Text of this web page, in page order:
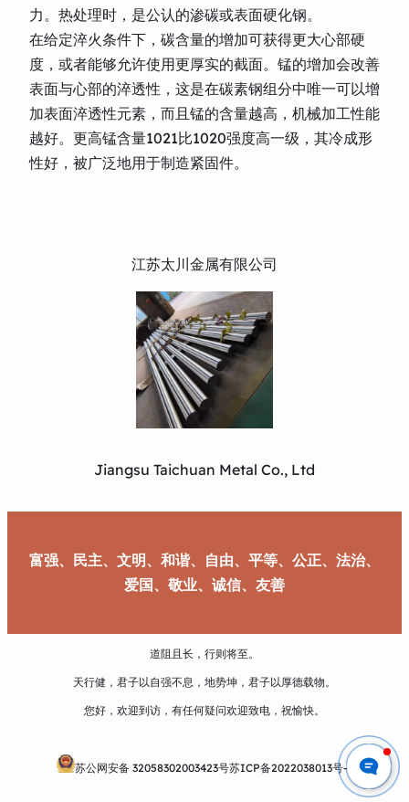
力。热处理时，是公认的渗碳或表面硬化钢。
在给定淬火条件下，碳含量的增加可获得更大心部硬
度，或者能够允许使用更厚实的截面。锰的增加会改善
表面与心部的淬透性，这是在碳素钢组分中唯一可以增
加表面淬透性元素，而且锰的含量越高，机械加工性能
越好。更高锰含量1021比1020强度高一级，其冷成形
性好，被广泛地用于制造紧固件。
江苏太川金属有限公司
Jiangsu Taichuan Metal Co., Ltd
富强、民主、文明、和谐、自由、平等、公正、法治、
爱国、敬业、诚信、友善
道阻且长，行则将至。
天行健，君子以自强不息，地势坤，君子以厚德载物。
您好，欢迎到访，有任何疑问欢迎致电，祝愉快。
苏公网安备 32058302003423号苏ICP备2022038013号-1